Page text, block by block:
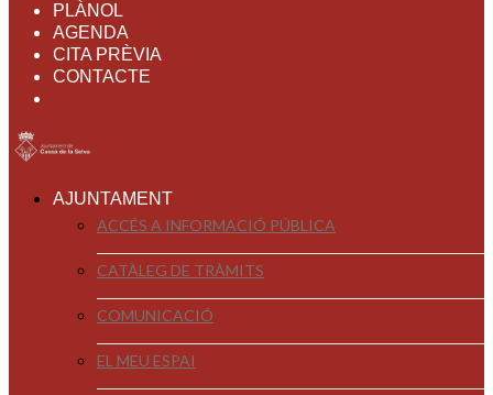
PLÀNOL
AGENDA
CITA PRÈVIA
CONTACTE
AJUNTAMENT
ACCÉS A INFORMACIÓ PÚBLICA
CATÀLEG DE TRÀMITS
COMUNICACIÓ
EL MEU ESPAI